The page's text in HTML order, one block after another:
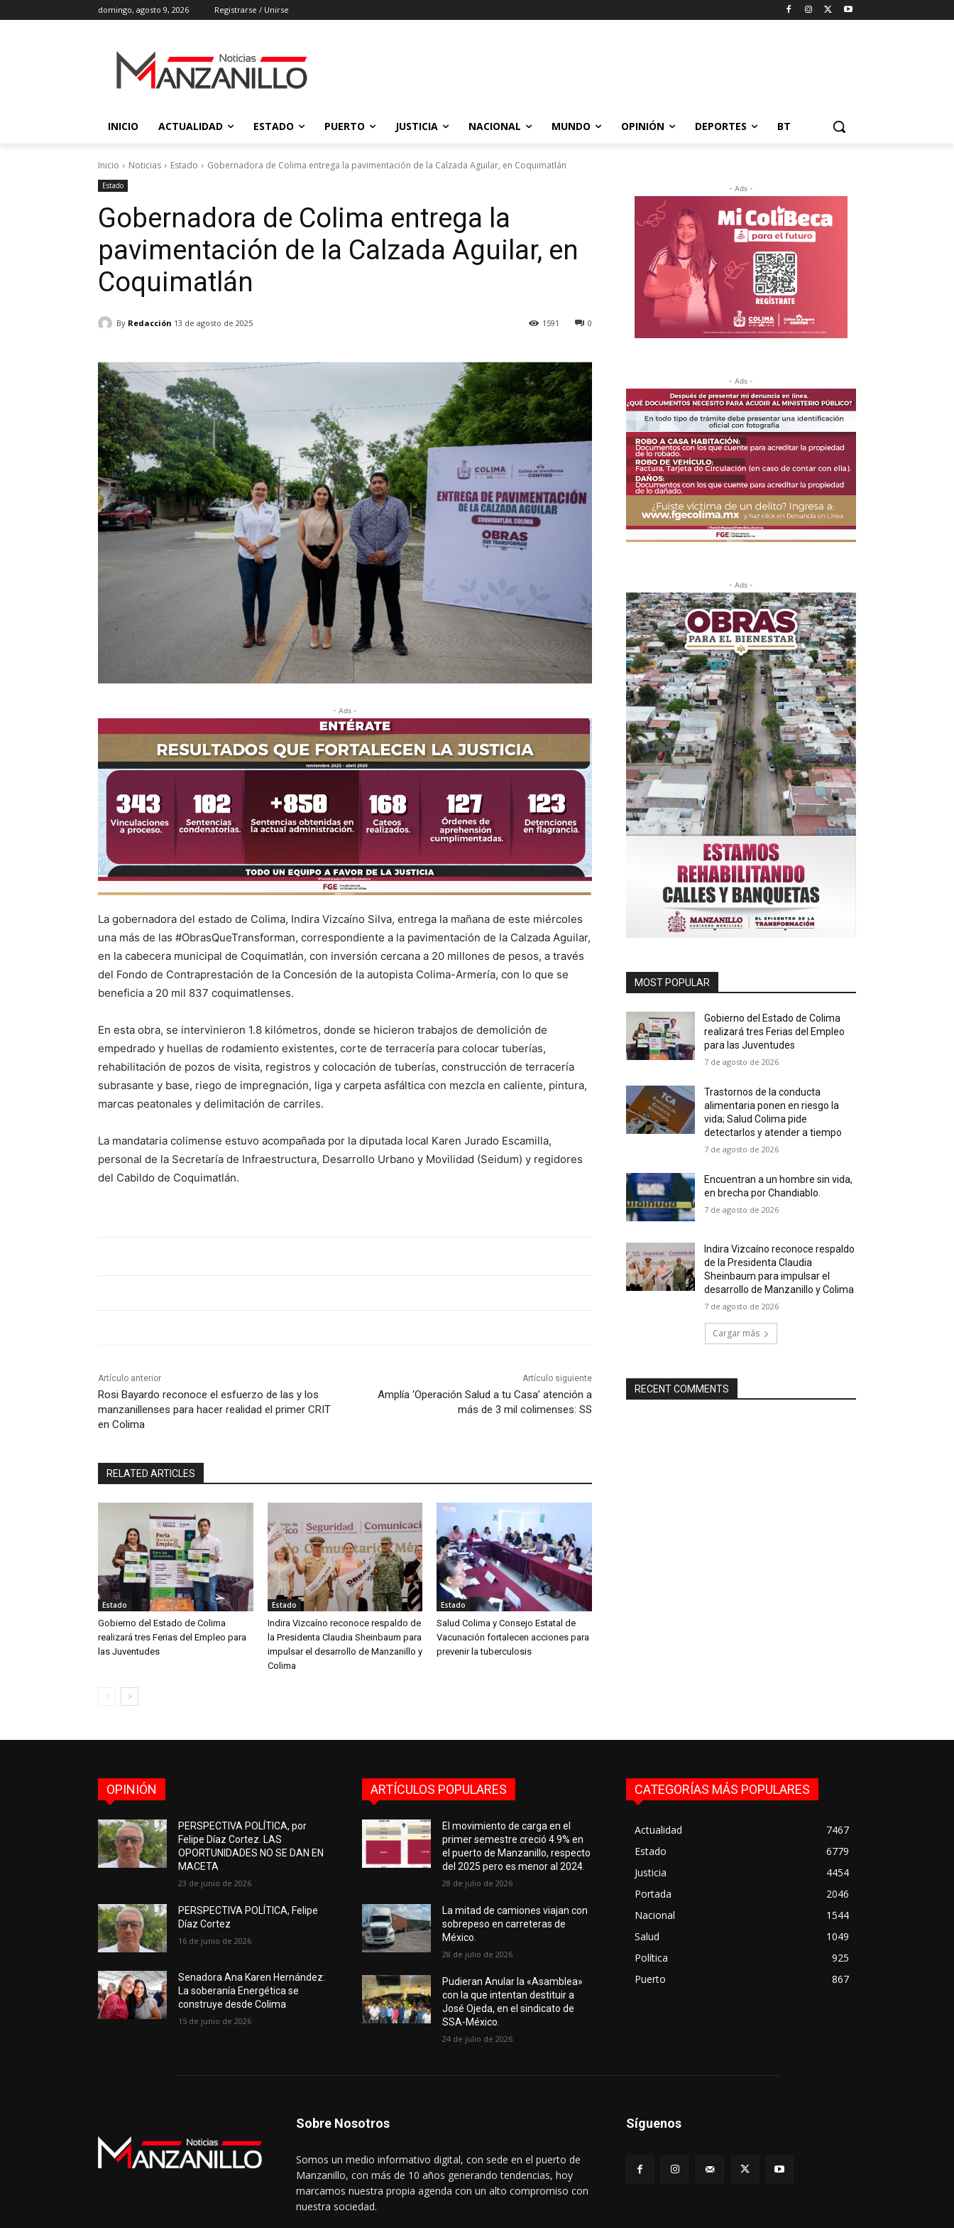
domingo, agosto 9, 2026 Registrarse / Unirse
INICIO ACTUALIDAD ESTADO PUERTO JUSTICIA NACIONAL MUNDO OPINIÓN DEPORTES BT
Inicio Noticias Estado Gobernadora de Colima entrega la pavimentación de la Calzada Aguilar, en Coquimatlán
Estado
Gobernadora de Colima entrega la
pavimentación de la Calzada Aguilar, en
Coquimatlán
By Redacción 13 de agosto de 2025 0
1591
- Ads -
La gobernadora del estado de Colima, Indira Vizcaíno Silva, entrega la mañana de este miércoles
una más de las #ObrasQueTransforman, correspondiente a la pavimentación de la Calzada Aguilar,
en la cabecera municipal de Coquimatlán, con inversión cercana a 20 millones de pesos, a través
del Fondo de Contraprestación de la Concesión de la autopista Colima-Armería, con lo que se
beneficia a 20 mil 837 coquimatlenses.
En esta obra, se intervinieron 1.8 kilómetros, donde se hicieron trabajos de demolición de
empedrado y huellas de rodamiento existentes, corte de terracería para colocar tuberías,
rehabilitación de pozos de visita, registros y colocación de tuberías, construcción de terracería
subrasante y base, riego de impregnación, liga y carpeta asfáltica con mezcla en caliente, pintura,
marcas peatonales y delimitación de carriles.
La mandataria colimense estuvo acompañada por la diputada local Karen Jurado Escamilla,
personal de la Secretaría de Infraestructura, Desarrollo Urbano y Movilidad (Seidum) y regidores
del Cabildo de Coquimatlán.
Artículo anterior
Rosi Bayardo reconoce el esfuerzo de las y los
manzanillenses para hacer realidad el primer CRIT
en Colima
Artículo siguiente
Amplía ‘Operación Salud a tu Casa’ atención a
más de 3 mil colimenses: SS
RELATED ARTICLES
Estado
Gobierno del Estado de Colima
realizará tres Ferias del Empleo para
las Juventudes
Estado
Indira Vizcaíno reconoce respaldo de
la Presidenta Claudia Sheinbaum para
impulsar el desarrollo de Manzanillo y
Colima
Estado
Salud Colima y Consejo Estatal de
Vacunación fortalecen acciones para
prevenir la tuberculosis
- Ads -
- Ads -
- Ads -
MOST POPULAR
Gobierno del Estado de Colima
realizará tres Ferias del Empleo
para las Juventudes
7 de agosto de 2026
Trastornos de la conducta
alimentaria ponen en riesgo la
vida; Salud Colima pide
detectarlos y atender a tiempo
7 de agosto de 2026
Encuentran a un hombre sin vida,
en brecha por Chandiablo.
7 de agosto de 2026
Indira Vizcaíno reconoce respaldo
de la Presidenta Claudia
Sheinbaum para impulsar el
desarrollo de Manzanillo y Colima
7 de agosto de 2026
Cargar más
RECENT COMMENTS
OPINIÓN
PERSPECTIVA POLÍTICA, por
Felipe Díaz Cortez. LAS
OPORTUNIDADES NO SE DAN EN
MACETA
23 de junio de 2026
PERSPECTIVA POLÍTICA, Felipe
Díaz Cortez
16 de junio de 2026
Senadora Ana Karen Hernández:
La soberanía Energética se
construye desde Colima
15 de junio de 2026
ARTÍCULOS POPULARES
El movimiento de carga en el
primer semestre creció 4.9% en
el puerto de Manzanillo, respecto
del 2025 pero es menor al 2024.
28 de julio de 2026
La mitad de camiones viajan con
sobrepeso en carreteras de
México.
28 de julio de 2026
Pudieran Anular la «Asamblea»
con la que intentan destituir a
José Ojeda, en el sindicato de
SSA-México.
24 de julio de 2026
CATEGORÍAS MÁS POPULARES
Actualidad
7467
Estado
6779
Justicia
4454
Portada
2046
Nacional
1544
Salud
1049
Política
925
Puerto
867
Sobre Nosotros
Somos un medio informativo digital, con sede en el puerto de
Manzanillo, con más de 10 años generando tendencias, hoy
marcamos nuestra propia agenda con un alto compromiso con
nuestra sociedad.
Síguenos